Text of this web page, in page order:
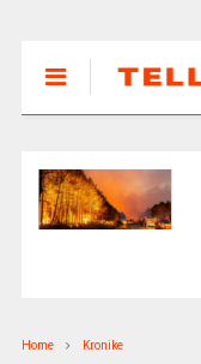
Home Kronike